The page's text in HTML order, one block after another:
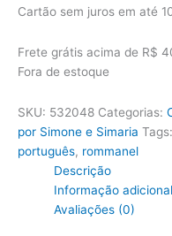
era:
é:
Cartão sem juros em até
Frete grátis acima de R$
Fora de estoque
SKU: 532048 Categorias:
por Simone e Simaria Tags:
português, rommanel
Descrição
Informação adicional
Avaliações (0)